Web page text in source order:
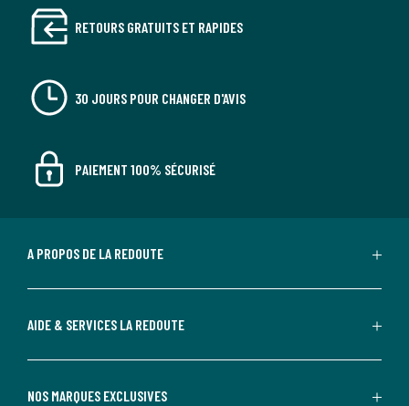
RETOURS GRATUITS ET RAPIDES
30 JOURS POUR CHANGER D'AVIS
PAIEMENT 100% SÉCURISÉ
A PROPOS DE LA REDOUTE
AIDE & SERVICES LA REDOUTE
NOS MARQUES EXCLUSIVES